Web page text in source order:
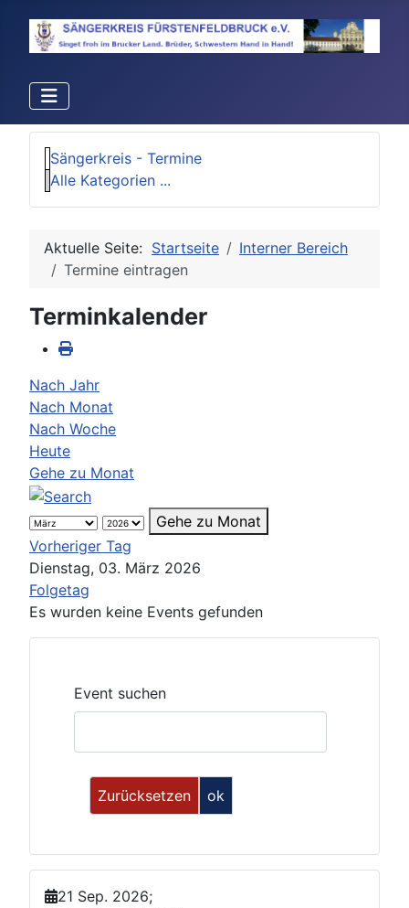
Sängerkreis - Termine
Alle Kategorien ...
Aktuelle Seite: Startseite
Interner Bereich
Termine eintragen
Terminkalender
Nach Jahr
Nach Monat
Nach Woche
Heute
Gehe zu Monat
Gehe zu Monat
Vorheriger Tag
Dienstag, 03. März 2026
Folgetag
Es wurden keine Events gefunden
Event suchen
21 Sep. 2026;